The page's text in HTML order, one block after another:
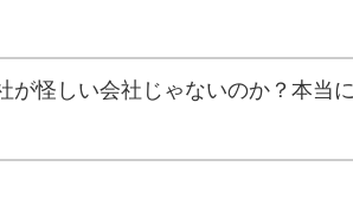
が怪しい会社じゃないのか？本当